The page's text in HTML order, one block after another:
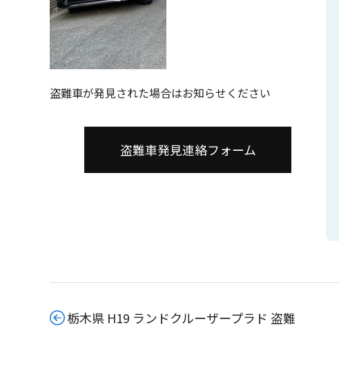
盗難車が発見された場合はお知らせください
盗難車発見連絡フォーム
栃木県 H19 ランドクルーザープラド 盗難